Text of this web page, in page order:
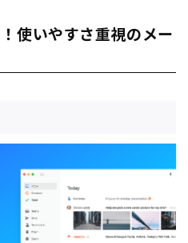
使いやすさ重視のメー